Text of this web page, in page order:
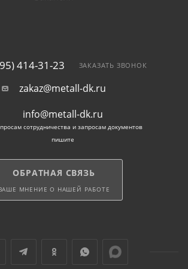
Устойчивый к коррозии
сооружений, а также элементов,
металлическая с цинковым
414-31-23 ЗАКАЗАТЬ ЗВОНОК
zakaz@metall-dk.ru
info@metall-dk.ru
сотрудничества и запросам документов
пишите
ОБРАТНАЯ СВЯЗЬ
МНЕНИЕ О НАШЕЙ РАБОТЕ